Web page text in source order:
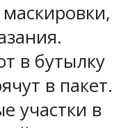
в бутылку
в пакет.
участки в